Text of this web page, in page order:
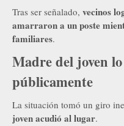
Tras ser señalado, vecinos
amarraron a un poste
familiares.
Madre del joven
públicamente
La situación tomó un giro
joven acudió al lugar.